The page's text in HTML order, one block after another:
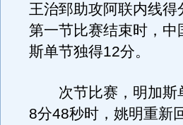
王治郅助攻阿联内线
第一节比赛结束时，
斯单节独得12分。
次节比赛，明加斯
8分48秒时，姚明重新